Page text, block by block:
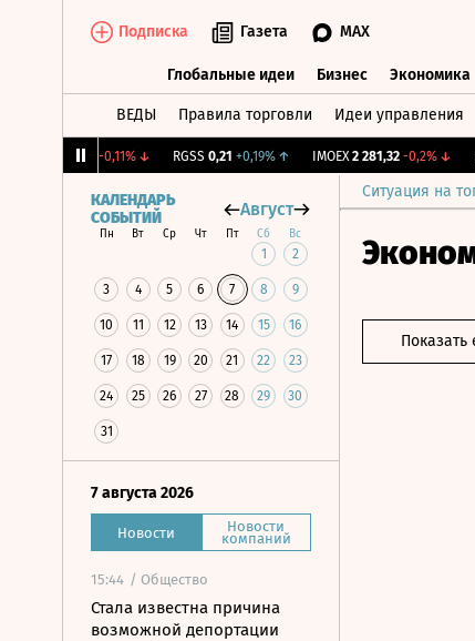
Подписка Газета MAX
Глобальные идеи Бизнес Экономика
ВЕДЫ Правила торговли Идеи управления
-0,11%↓ RGSS 0,21 +0,19%↑ IMOEX 2 281,32 -0,2%↓
Ситуация на
КАЛЕНДАРЬ
СОБЫТИЙ
Август
Пн Вт Ср Чт Пт Сб Вс
1 2
3 4 5 6 7 8 9
10 11 12 13 14 15 16
17 18 19 20 21 22 23
24 25 26 27 28 29 30
31
7 августа 2026
Новости Новости
компаний
15:44 / Общество
Стала известна причина
возможной депортации
Показать